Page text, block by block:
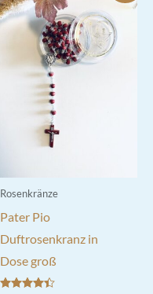
Rosenkränze
Pater Pio
Duftrosenkranz in
Dose groß